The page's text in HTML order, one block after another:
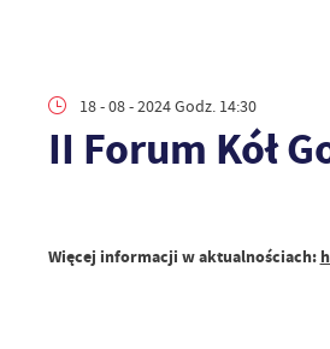
18 - 08 - 2024 Godz. 14:30
II Forum Kół
Więcej informacji w aktualnościach: